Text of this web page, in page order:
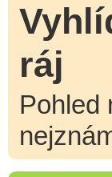
ráj
Pohled